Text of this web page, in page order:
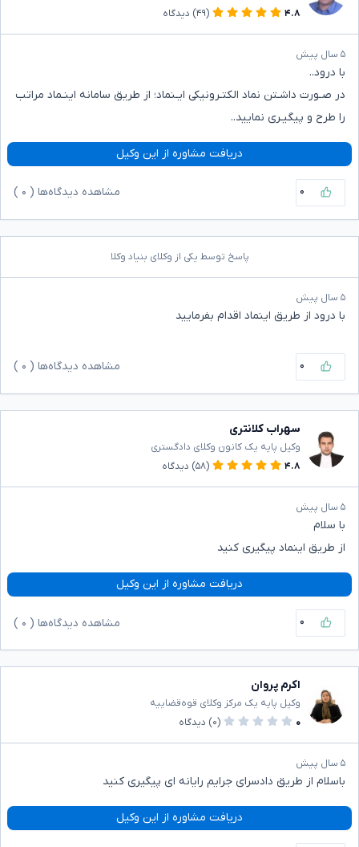
۴.۸
(۴۹) دیدگاه
۵ سال پیش
با درود..
در صـورت داشـتن نماد الکتـرونیکی ایـنماد؛ از طریق سامانه اینـماد مراتب
را طرح و پیگیـری نمایید..
دریافت مشاوره از این وکیل
۰ مشاهده دیدگاه‌ها ( ۰
پاسخ توسط یکی از وکلای بنیاد وکلا
۵ سال پیش
با درود از طریق اینماد اقدام بفرمایید
۰ مشاهده دیدگاه‌ها ( ۰
سهراب کلانتری
وکیل پایه یک کانون وکلای دادگستری
۴.۸
(۵۸) دیدگاه
۵ سال پیش
با سلام
از طریق اینماد پیگیری کنید
دریافت مشاوره از این وکیل
۰ مشاهده دیدگاه‌ها ( ۰
اکرم پروان
وکیل پایه یک مرکز وکلای قوه‌قضاییه
۰
(۰) دیدگاه
۵ سال پیش
باسلام از طریق دادسرای جرایم رایانه ای پیگیری کنید
دریافت مشاوره از این وکیل